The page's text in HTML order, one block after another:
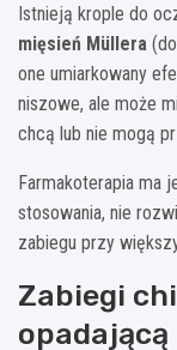
Istnieją krople do
mięsień Müllera
one umiarkowany
niszowe, ale może
chcą lub nie mogą
Farmakoterapia ma
stosowania, nie
zabiegu przy
Zabiegi